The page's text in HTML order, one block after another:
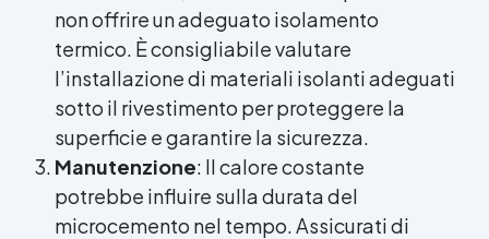
non offrire un adeguato isolamento
termico. È consigliabile valutare
l’installazione di materiali isolanti adeguati
sotto il rivestimento per proteggere la
superficie e garantire la sicurezza.
Manutenzione: Il calore costante
potrebbe influire sulla durata del
microcemento nel tempo. Assicurati di